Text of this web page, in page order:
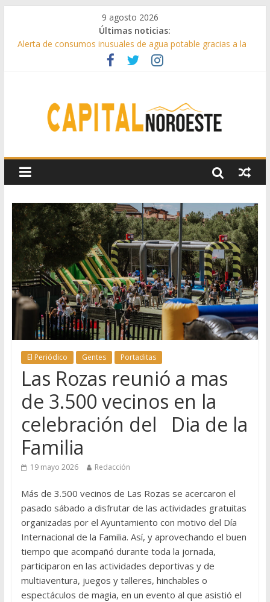
9 agosto 2026
Últimas noticias:
Alerta de consumos inusuales de agua potable gracias a la
telelectura de Canal de Isabel II
Francisco Garcinuño rescata la historia taurina de Casavieja
patronales de Pozuelo
El Festival Escenas de Verano llega al ecuador de su VII
beneficios fiscales en 2025
El Periódico Gentes Portaditas
Las Rozas reunió a mas
de 3.500 vecinos en la
celebración del Dia de la
Familia
19 mayo 2026 Redacción
Más de 3.500 vecinos de Las Rozas se acercaron el
pasado sábado a disfrutar de las actividades gratuitas
organizadas por el Ayuntamiento con motivo del Día
Internacional de la Familia. Así, y aprovechando el buen
tiempo que acompañó durante toda la jornada,
participaron en las actividades deportivas y de
multiaventura, juegos y talleres, hinchables o
espectáculos de magia, en un evento al que asistió el